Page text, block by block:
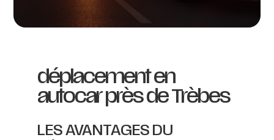
déplacement en
autocar près de Trèbes
LES AVANTAGES DU